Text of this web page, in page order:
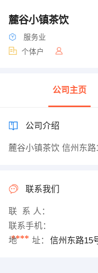
麓谷小镇茶饮
服务业
个体户
公司主页
公司介绍
麓谷小镇茶饮 信州东路
联系我们
联 系 人：
联系手机：
****
地 址： 信州东路15